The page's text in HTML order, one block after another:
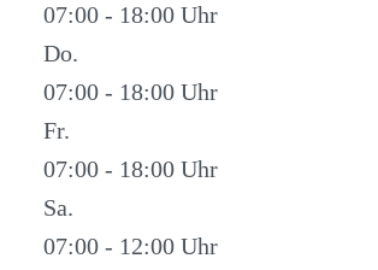
07:00 - 18:00
Do.
07:00 - 18:00
Fr.
07:00 - 18:00
Sa.
07:00 - 12:00